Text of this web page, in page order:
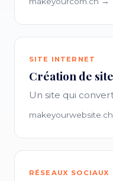
SITE INTERNET
Création de
Un site qui
RÉSEAUX SOCIAUX